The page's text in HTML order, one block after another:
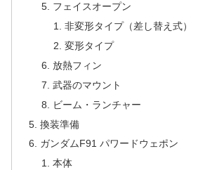
フェイスオープン
非変形タイプ（差し替え式）
変形タイプ
放熱フィン
武器のマウント
ビーム・ランチャー
換装準備
ガンダムF91 パワードウェポン
本体